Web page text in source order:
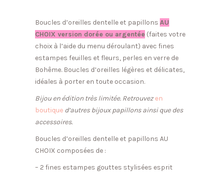
Boucles d’oreilles dentelle et papillons AU
CHOIX version dorée ou argentée (faites votre
choix à l’aide du menu déroulant) avec fines
estampes feuilles et fleurs, perles en verre de
Bohême. Boucles d’oreilles légères et délicates,
idéales à porter en toute occasion.
Bijou en édition très limitée. Retrouvezen
boutiqued’autres bijoux papillons ainsi que des
accessoires.
Boucles d’oreilles dentelle et papillons AU
CHOIX composées de :
– 2 fines estampes gouttes stylisées esprit